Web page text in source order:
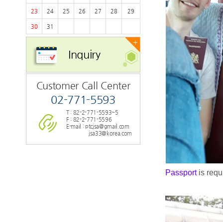
23 24 25 26 27 28 29
30 31
+
Inquiry
Customer Call Center
02-771-5593
T : 82-2-771-5593~5
F : 82-2-771-5596
E-mail : ptcjsa@gmail.com
jsa33@korea.com
Passport is